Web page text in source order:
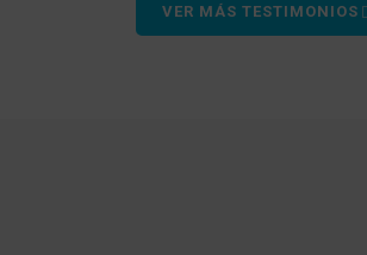
VER MÁS TESTIMONIOS